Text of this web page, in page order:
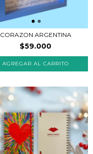
CORAZON ARGENTINA
$59.000